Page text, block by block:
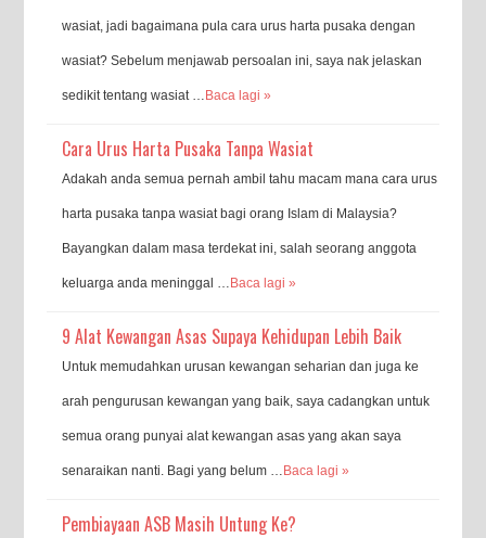
wasiat, jadi bagaimana pula cara urus harta pusaka dengan
wasiat? Sebelum menjawab persoalan ini, saya nak jelaskan
sedikit tentang wasiat … Baca lagi »
Cara Urus Harta Pusaka Tanpa Wasiat
Adakah anda semua pernah ambil tahu macam mana cara urus
harta pusaka tanpa wasiat bagi orang Islam di Malaysia?
Bayangkan dalam masa terdekat ini, salah seorang anggota
keluarga anda meninggal … Baca lagi »
9 Alat Kewangan Asas Supaya Kehidupan Lebih Baik
Untuk memudahkan urusan kewangan seharian dan juga ke
arah pengurusan kewangan yang baik, saya cadangkan untuk
semua orang punyai alat kewangan asas yang akan saya
senaraikan nanti. Bagi yang belum … Baca lagi »
Pembiayaan ASB Masih Untung Ke?